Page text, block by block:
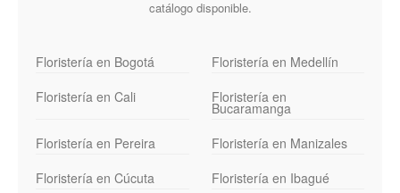
catálogo disponible.
Floristería en Bogotá
Floristería en Medellín
Floristería en Cali
Floristería en
Bucaramanga
Floristería en Pereira
Floristería en Manizales
Floristería en Cúcuta
Floristería en Ibagué